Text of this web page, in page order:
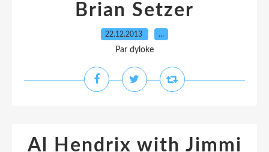
Brian Setzer
22.12.2013 …
Par dyloke
Al Hendrix with Jimmi